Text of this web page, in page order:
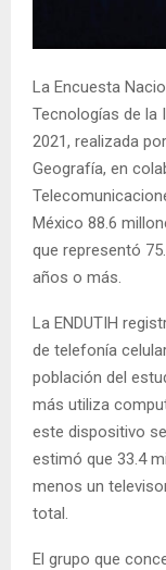
La Encuesta
Tecnologías de la
2021, realizada
Geografía, en
México 88.6
que representó
años o más.
La ENDUTIH
de telefonía
población del
más utiliza
este dispositivo
estimó que 33.4
menos un
total.
El grupo que